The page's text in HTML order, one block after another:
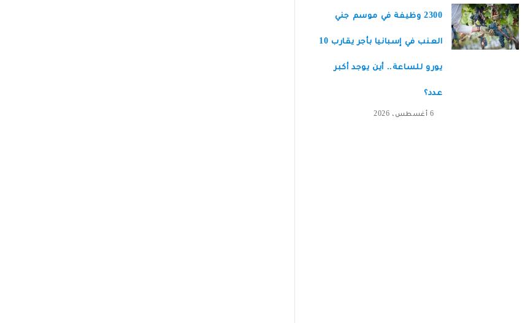
2300 وظيفة في موسم جني
العنب في إسبانيا بأجر يقارب 10
يورو للساعة.. أين يوجد أكبر
عدد؟
6 أغسطس، 2026